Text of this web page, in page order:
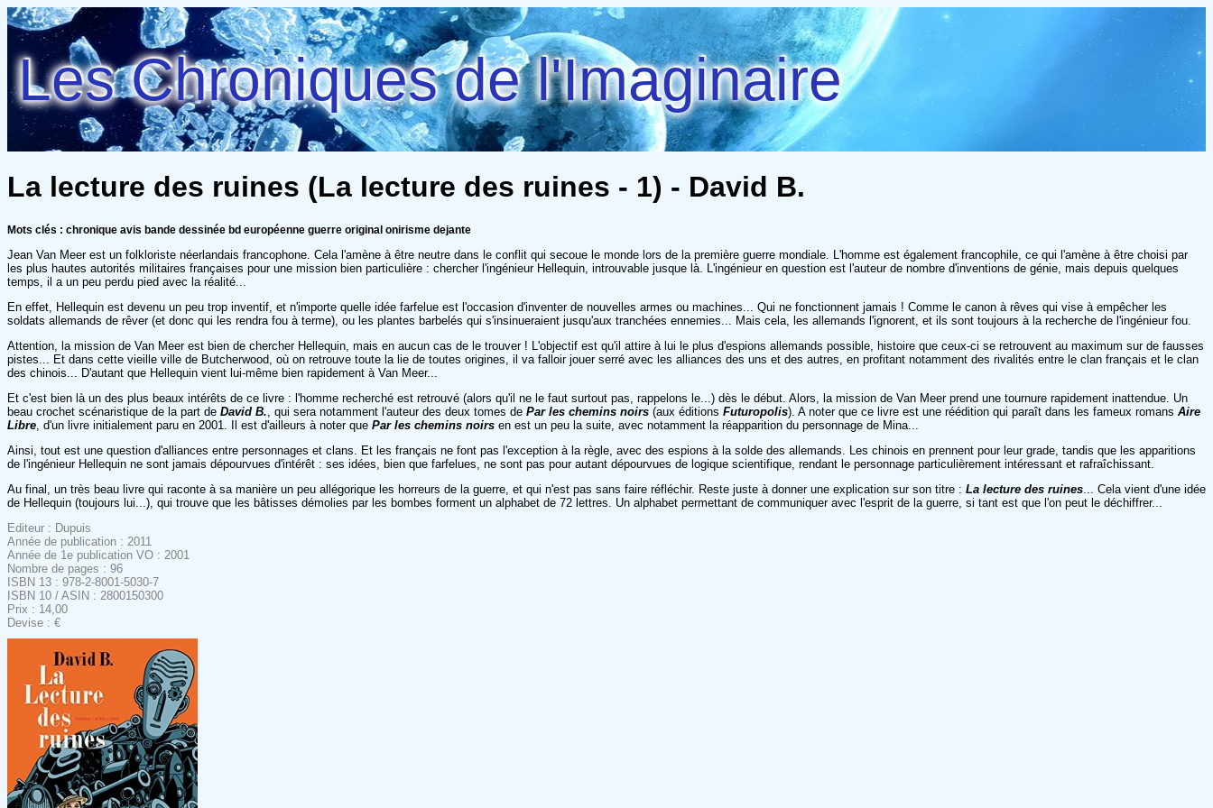
Les Chroniques de l'Imaginaire
La lecture des ruines (La lecture des ruines - 1) - David B.
Mots clés : chronique avis bande dessinée bd européenne guerre original onirisme dejante
Jean Van Meer est un folkloriste néerlandais francophone. Cela l'amène à être neutre dans le conflit qui secoue le monde lors de la première guerre mondiale. L'homme est également francophile, ce qui l'amène à être choisi par
les plus hautes autorités militaires françaises pour une mission bien particulière : chercher l'ingénieur Hellequin, introuvable jusque là. L'ingénieur en question est l'auteur de nombre d'inventions de génie, mais depuis quelques
temps, il a un peu perdu pied avec la réalité...
En effet, Hellequin est devenu un peu trop inventif, et n'importe quelle idée farfelue est l'occasion d'inventer de nouvelles armes ou machines... Qui ne fonctionnent jamais ! Comme le canon à rêves qui vise à empêcher les
soldats allemands de rêver (et donc qui les rendra fou à terme), ou les plantes barbelés qui s'insinueraient jusqu'aux tranchées ennemies... Mais cela, les allemands l'ignorent, et ils sont toujours à la recherche de l'ingénieur fou.
Attention, la mission de Van Meer est bien de chercher Hellequin, mais en aucun cas de le trouver ! L'objectif est qu'il attire à lui le plus d'espions allemands possible, histoire que ceux-ci se retrouvent au maximum sur de fausses
pistes... Et dans cette vieille ville de Butcherwood, où on retrouve toute la lie de toutes origines, il va falloir jouer serré avec les alliances des uns et des autres, en profitant notamment des rivalités entre le clan français et le clan
des chinois... D'autant que Hellequin vient lui-même bien rapidement à Van Meer...
Et c'est bien là un des plus beaux intérêts de ce livre : l'homme recherché est retrouvé (alors qu'il ne le faut surtout pas, rappelons le...) dès le début. Alors, la mission de Van Meer prend une tournure rapidement inattendue. Un
beau crochet scénaristique de la part de David B. , qui sera notamment l'auteur des deux tomes de Par les chemins noirs (aux éditions Futuropolis). A noter que ce livre est une réédition qui paraît dans les fameux romans Aire
Libre , d'un livre initialement paru en 2001. Il est d'ailleurs à noter que Par les chemins noirs en est un peu la suite, avec notamment la réapparition du personnage de Mina...
Ainsi, tout est une question d'alliances entre personnages et clans. Et les français ne font pas l'exception à la règle, avec des espions à la solde des allemands. Les chinois en prennent pour leur grade, tandis que les apparitions
de l'ingénieur Hellequin ne sont jamais dépourvues d'intérêt : ses idées, bien que farfelues, ne sont pas pour autant dépourvues de logique scientifique, rendant le personnage particulièrement intéressant et rafraîchissant.
Au final, un très beau livre qui raconte à sa manière un peu allégorique les horreurs de la guerre, et qui n'est pas sans faire réfléchir. Reste juste à donner une explication sur son titre : La lecture des ruines ... Cela vient d'une idée
de Hellequin (toujours lui...), qui trouve que les bâtisses démolies par les bombes forment un alphabet de 72 lettres. Un alphabet permettant de communiquer avec l'esprit de la guerre, si tant est que l'on peut le déchiffrer...
Editeur : Dupuis
Année de publication : 2011
Année de 1e publication VO : 2001
Nombre de pages : 96
ISBN 13 : 978-2-8001-5030-7
ISBN 10 / ASIN : 2800150300
Prix : 14,00
Devise : €